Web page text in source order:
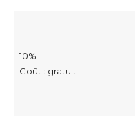
10%
Coût : gratuit